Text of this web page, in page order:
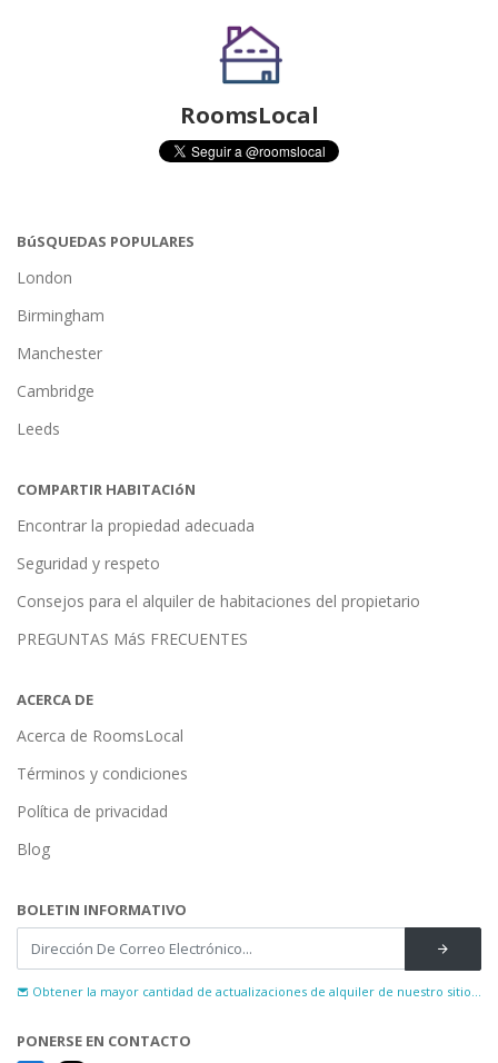
RoomsLocal
BúSQUEDAS POPULARES
London
Birmingham
Manchester
Cambridge
Leeds
COMPARTIR HABITACIóN
Encontrar la propiedad adecuada
Seguridad y respeto
Consejos para el alquiler de habitaciones del propietario
PREGUNTAS MáS FRECUENTES
ACERCA DE
Acerca de RoomsLocal
Términos y condiciones
Política de privacidad
Blog
BOLETIN INFORMATIVO
Obtener la mayor cantidad de actualizaciones de alquiler de nuestro sitio...
PONERSE EN CONTACTO